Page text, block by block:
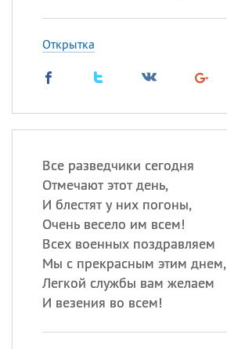
Открытка
Все разведчики сегодня
Отмечают этот день,
И блестят у них погоны,
Очень весело им всем!
Всех военных поздравляем
Мы с прекрасным этим днем,
Легкой службы вам желаем
И везения во всем!